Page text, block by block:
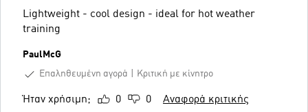
Lightweight - cool design - ideal for hot weather
training
PaulMcG
Επαληθευμένη αγορά
Κριτική με κίνητρο
Ήταν χρήσιμη; 0 0 Αναφορά κριτικής